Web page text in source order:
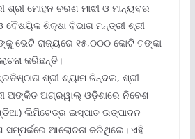
ଶ୍ରୀ ମୋହନ ଚରଣ ମାଝୀ ଓ ମାନ୍ୟବର
ବୈଷୟିକ ଶିକ୍ଷା ବିଭାଗ ମନ୍ତ୍ରୀ ଶ୍ରୀ
ଭେଟି ରାଜ୍ୟରେ ୧୫,୦୦୦ କୋଟି ଟଙ୍କା
କରିଛନ୍ତି।
ଶ୍ରୀ ଶ୍ୟାମ ଜିନ୍ଦଲ, ଶ୍ରୀ
ଅଙ୍କିତ ଅଗ୍ରୱାଲ୍ ଓଡ଼ିଶାରେ ନିବେଶ
ଲିମିଟେଡ୍‌ର ଇସ୍ପାତ ଉତ୍ପାଦନ
ସମ୍ପର୍କରେ ଆଲୋଚନା କରିଥିଲେ। ଏହି